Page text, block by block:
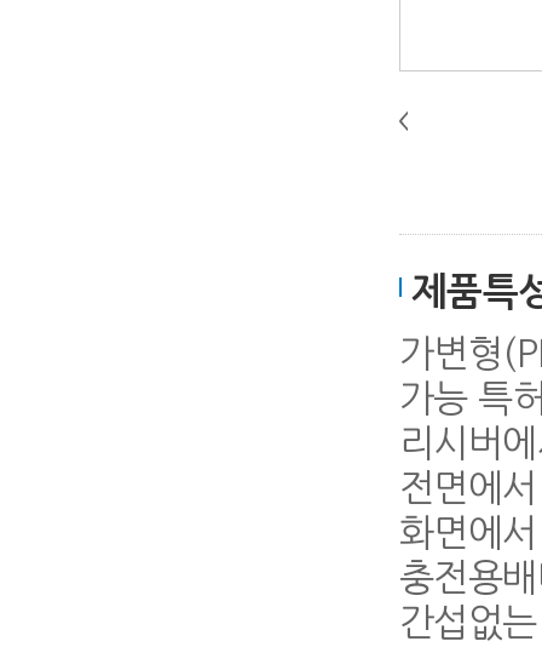
제품특
가변형
가능 특
리시버
전면에
화면에
충전용
간섭없